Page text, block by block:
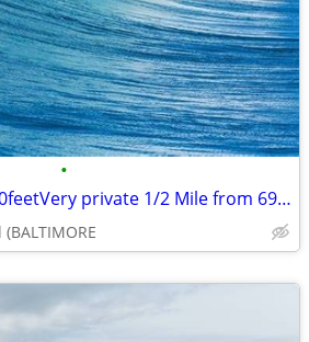
•
SELF STORAGE 60X30feetVery private 1/2 Mile from 695 X 18 Liberty Rd,